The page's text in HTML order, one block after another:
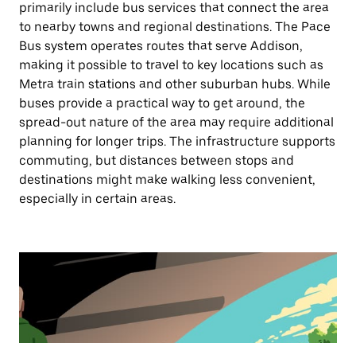
primarily include bus services that connect the area
to nearby towns and regional destinations. The Pace
Bus system operates routes that serve Addison,
making it possible to travel to key locations such as
Metra train stations and other suburban hubs. While
buses provide a practical way to get around, the
spread-out nature of the area may require additional
planning for longer trips. The infrastructure supports
commuting, but distances between stops and
destinations might make walking less convenient,
especially in certain areas.